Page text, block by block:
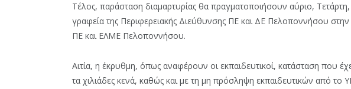
Τέλος, παράσταση διαμαρτυρίας θα πραγματοποιήσουν αύριο,
γραφεία της Περιφερειακής Διεύθυνσης ΠΕ και ΔΕ Πελοποννήσου
ΠΕ και ΕΛΜΕ Πελοποννήσου.
Αιτία, η έκρυθμη, όπως αναφέρουν οι εκπαιδευτικοί, κατάσταση που
τα χιλιάδες κενά, καθώς και με τη μη πρόσληψη εκπαιδευτικών από το